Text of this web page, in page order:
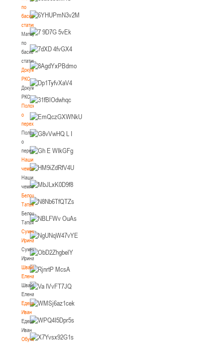
по
баскетбольной
статистике
Материалы
по
баскетбольной
статистике
Документы
РКС
Документы
РКС
Положение
о
переходах
Положение
о
переходах
Наши
чемпионы
Наши
чемпионы
Белошапко
Татьяна
Белошапко
Татьяна
Сумникова
Ирина
Сумникова
Ирина
Швайбович
Елена
Швайбович
Елена
Едешко
Иван
Едешко
Иван
Обучающие